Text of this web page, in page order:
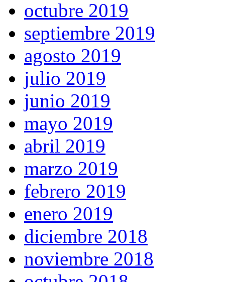
octubre 2019
septiembre 2019
agosto 2019
julio 2019
junio 2019
mayo 2019
abril 2019
marzo 2019
febrero 2019
enero 2019
diciembre 2018
noviembre 2018